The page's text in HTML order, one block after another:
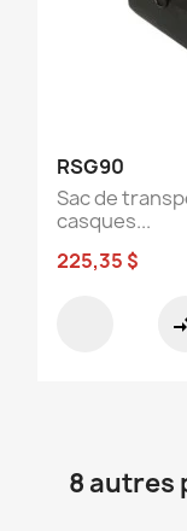
RSG90
Sac de
casques...
225,35 $
8 autres